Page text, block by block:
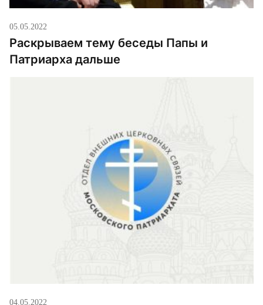
05.05.2022
Раскрываем тему беседы Папы и
Патриарха дальше
04.05.2022